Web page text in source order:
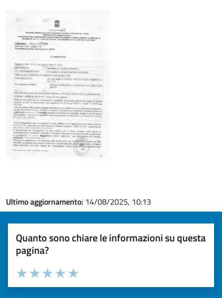
Ultimo aggiornamento: 14/08/2025, 10:13
Quanto sono chiare le informazioni su questa
pagina?
Valuta la chiarezza delle informazioni (da 1 a 5 stelle)
Seleziona il numero di stelle per valutare la chiarezza delle
Valuta 5 stelle su 5
Valuta 4 stelle su 5
Valuta 3 stelle su 5
Valuta 2 stelle su 5
Valuta 1 stelle su 5